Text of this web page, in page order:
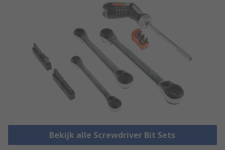
Bekijk alle Screwdriver Bit Sets